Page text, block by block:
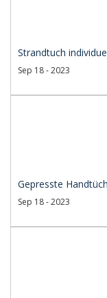
Strandtuch
Sep 18 - 2023
Gepresste
Sep 18 - 2023